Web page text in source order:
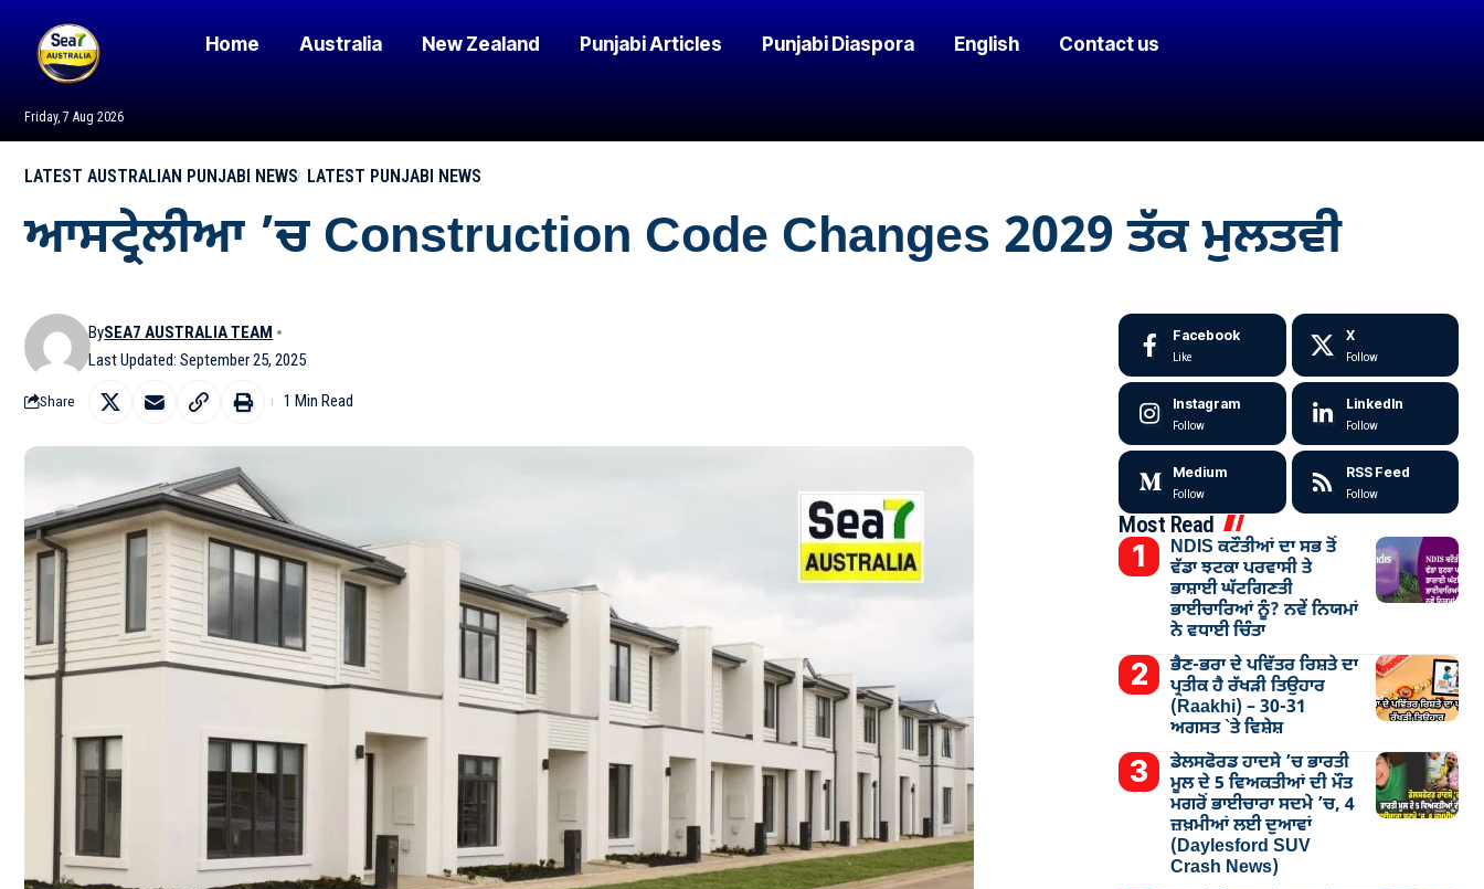
Friday, 7 Aug 2026
Home Australia New Zealand Punjabi Articles Punjabi Diaspora English Contact us
LATEST AUSTRALIAN PUNJABI NEWS LATEST PUNJABI NEWS
ਆਸਟ੍ਰੇਲੀਆ ’ਚ Construction Code Changes 2029 ਤੱਕ ਮੁਲਤਵੀ
Last Updated: September 25, 2025
BySEA7 AUSTRALIA TEAM
Share 1 Min Read
Facebook
Like
X
Follow
Instagram
Follow
LinkedIn
Follow
Medium
Follow
RSS Feed
Follow
Most Read
NDIS ਕਟੌਤੀਆਂ ਦਾ ਸਭ ਤੋਂ
ਵੱਡਾ ਝਟਕਾ ਪਰਵਾਸੀ ਤੇ
ਭਾਸ਼ਾਈ ਘੱਟਗਿਣਤੀ
ਭਾਈਚਾਰਿਆਂ ਨੂੰ? ਨਵੇਂ ਨਿਯਮਾਂ
ਨੇ ਵਧਾਈ ਚਿੰਤਾ
ਭੈਣ-ਭਰਾ ਦੇ ਪਵਿੱਤਰ ਰਿਸ਼ਤੇ ਦਾ
ਪ੍ਰਤੀਕ ਹੈ ਰੱਖੜੀ ਤਿਉਹਾਰ
(Raakhi) – 30-31
ਅਗਸਤ `ਤੇ ਵਿਸ਼ੇਸ਼
ਡੇਲਸਫੋਰਡ ਹਾਦਸੇ ’ਚ ਭਾਰਤੀ
ਮੂਲ ਦੇ 5 ਵਿਅਕਤੀਆਂ ਦੀ ਮੌਤ
ਮਗਰੋਂ ਭਾਈਚਾਰਾ ਸਦਮੇ ’ਚ, 4
ਜ਼ਖ਼ਮੀਆਂ ਲਈ ਦੁਆਵਾਂ
(Daylesford SUV
Crash News)